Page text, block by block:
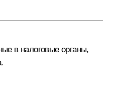
в налоговые органы,